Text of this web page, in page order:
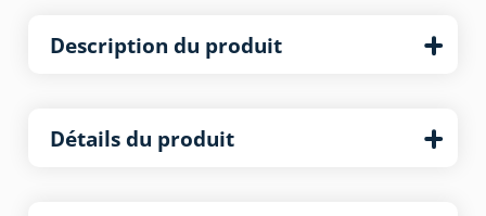
Description du produit
Détails du produit